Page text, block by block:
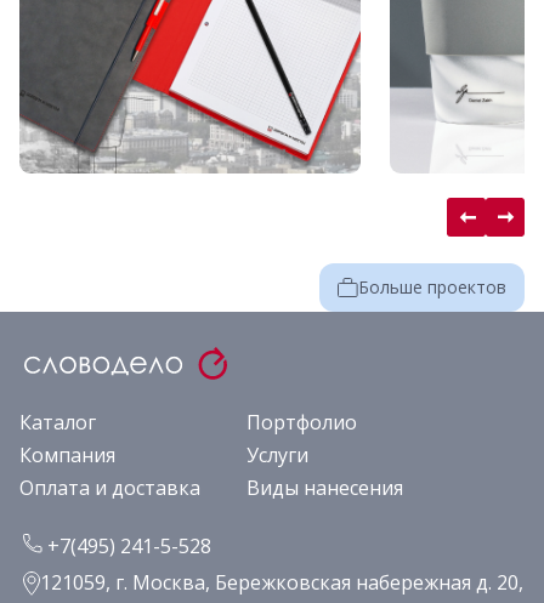
Больше проектов
Каталог
Портфолио
Компания
Услуги
Оплата и доставка
Виды нанесения
+7(495) 241-5-528
121059, г. Москва, Бережковская набережная д. 20,